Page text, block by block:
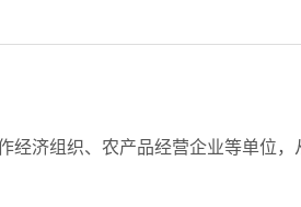
济组织、农产品经营企业等单位，